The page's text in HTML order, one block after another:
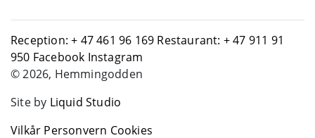
blank
Reception: + 47 461 96 169 Restaurant: + 47 911 91
950 Facebook Instagram
© 2026, Hemmingodden
Site by Liquid Studio
Vilkår Personvern Cookies